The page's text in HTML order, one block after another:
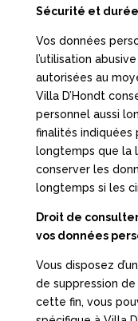
Sécurité et
Vos données
l’utilisation
autorisées au
Villa D’Hondt
personnel aussi
finalités indiquées
longtemps que la
conserver les
longtemps si les
Droit de
vos données
Vous disposez
de suppression
cette fin, vous